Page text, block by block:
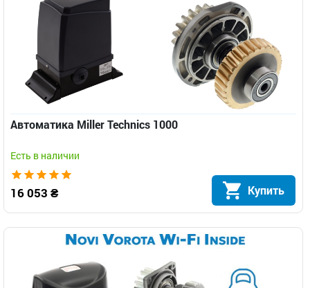
Автоматика Miller Technics 1000
Есть в наличии
16 053 ₴ Купить